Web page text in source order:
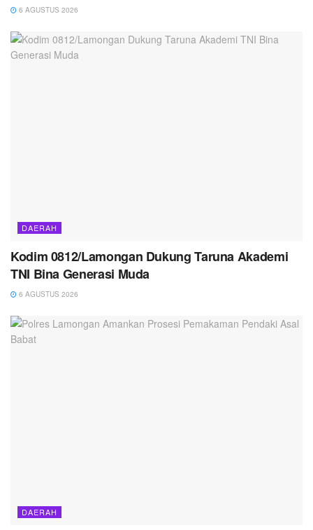
6 AGUSTUS 2026
DAERAH
Kodim 0812/Lamongan Dukung Taruna Akademi
TNI Bina Generasi Muda
6 AGUSTUS 2026
DAERAH